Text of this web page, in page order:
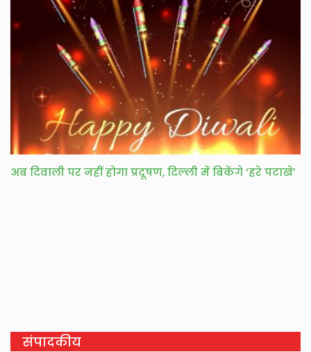
अब दिवाली पर नहीं होगा प्रदूषण, दिल्ली में बिकेंगे ‘हरे पटाखे’
संपादकीय